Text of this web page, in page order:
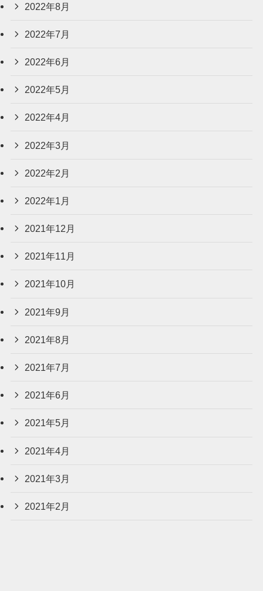
2022年8月
2022年7月
2022年6月
2022年5月
2022年4月
2022年3月
2022年2月
2022年1月
2021年12月
2021年11月
2021年10月
2021年9月
2021年8月
2021年7月
2021年6月
2021年5月
2021年4月
2021年3月
2021年2月